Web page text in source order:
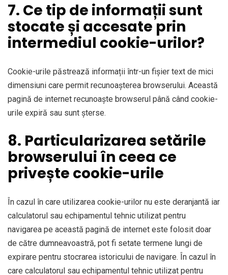
7. Ce tip de informații sunt
stocate și accesate prin
intermediul cookie-urilor?
Cookie-urile păstrează informații într-un fișier text de mici
dimensiuni care permit recunoașterea browserului. Această
pagină de internet recunoaște browserul până când cookie-
urile expiră sau sunt șterse.
8. Particularizarea setările
browserului în ceea ce
privește cookie-urile
În cazul în care utilizarea cookie-urilor nu este deranjantă iar
calculatorul sau echipamentul tehnic utilizat pentru
navigarea pe această pagină de internet este folosit doar
de către dumneavoastră, pot fi setate termene lungi de
expirare pentru stocrarea istoricului de navigare. În cazul în
care calculatorul sau echipamentul tehnic utilizat pentru